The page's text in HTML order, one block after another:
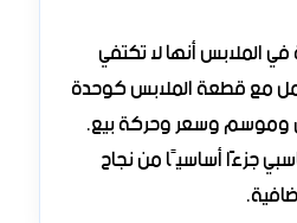
في الملابس أنها لا تكتفي
مع قطعة الملابس كوحدة
وموسم وسعر وحركة بيع.
جزءًا أساسيًا من نجاح